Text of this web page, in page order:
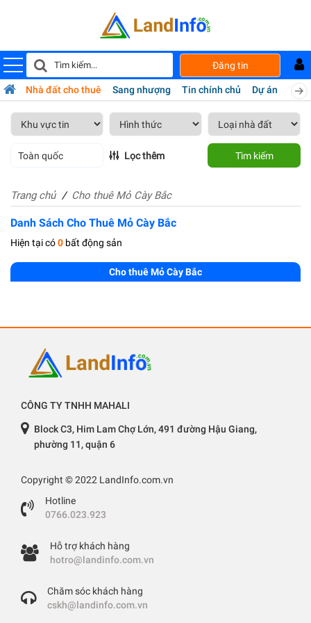
Đăng tin
Nhà đất cho thuê Sang nhượng Tin chính chủ Dự án
Toàn quốc Lọc thêm Tìm kiếm
Trang chủ Cho thuê Mỏ Cày Bắc
Danh Sách Cho Thuê Mỏ Cày Bắc
Hiện tại có0 bất động sản
Cho thuê Mỏ Cày Bắc
CÔNG TY TNHH MAHALI
Block C3, Him Lam Chợ Lớn, 491 đường Hậu Giang,
phường 11, quận 6
Copyright © 2022 LandInfo.com.vn
Hotline
0766.023.923
Hỗ trợ khách hàng
hotro@landinfo.com.vn
Chăm sóc khách hàng
cskh@landinfo.com.vn